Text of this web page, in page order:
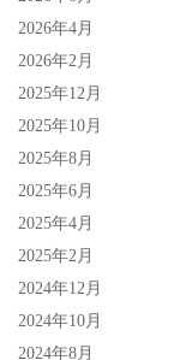
2026年4月
2026年2月
2025年12月
2025年10月
2025年8月
2025年6月
2025年4月
2025年2月
2024年12月
2024年10月
2024年8月